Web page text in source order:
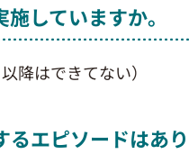
していますか。
降はできてない）
るエピソードはあり